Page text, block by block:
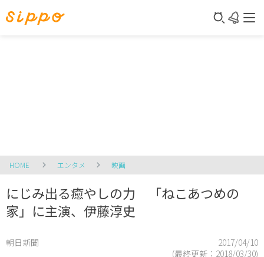
HOME エンタメ 映画
にじみ出る癒やしの力 「ねこあつめの
家」に主演、伊藤淳史
朝日新聞
2017/04/10
(最終更新： 2018/03/30)